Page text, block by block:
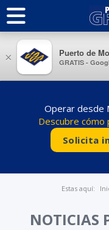
Operar desde
Descubre cómo
Solicita
Estas aquí:
NOTICIAS
× Puerto de
GRATIS -